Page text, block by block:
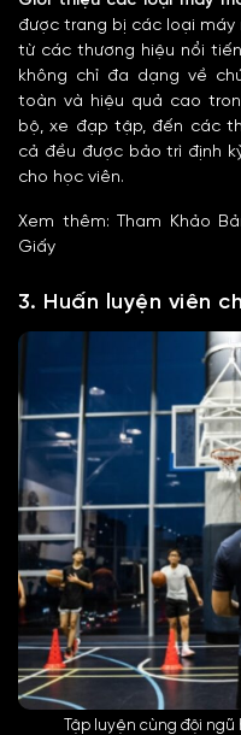
được trang bị các loại
từ các thương hiệu nổi
không chỉ đa dạng về
toàn và hiệu quả cao
bộ, xe đạp tập, đến các
cả đều được bảo trì định
cho học viên.
Xem thêm: Tham Khảo
Giấy
3. Huấn luyện viên
Tập luyện cùng đội